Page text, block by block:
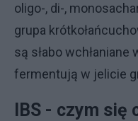
oligo-, di-,
grupa
są słabo wchłaniane
fermentują w jelicie
IBS - czym